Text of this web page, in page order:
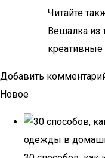
Читайте
Вешалка из
креативные
Добавить
Новое